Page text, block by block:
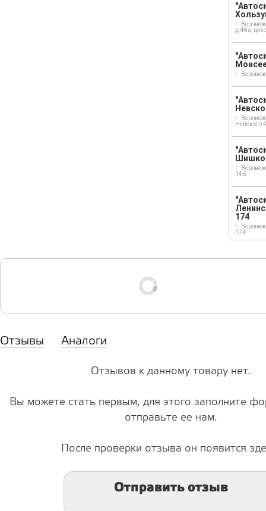
г.
д.48а,
г.
г.
Невского
г.
146
174
г.
174
Отзывы Аналоги
Отзывов к данному товару нет.
Вы можете стать первым, для этого заполните
отправьте ее нам.
После проверки отзыва он появится
Отправить отзыв